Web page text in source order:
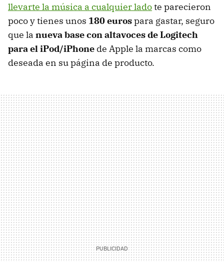
llevarte la música a cualquier ladote parecieron
poco y tienes unos 180 eurospara gastar, seguro
que la nueva base con altavoces de Logitech
para el iPod/iPhone de Apple la marcas como
deseada en su página de producto.